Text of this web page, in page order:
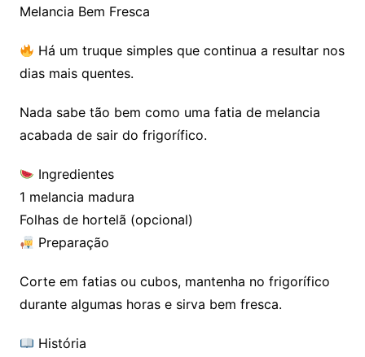
Melancia Bem Fresca
Há um truque simples que continua a resultar nos
dias mais quentes.
Nada sabe tão bem como uma fatia de melancia
acabada de sair do frigorífico.
Ingredientes
1 melancia madura
Folhas de hortelã (opcional)
Preparação
Corte em fatias ou cubos, mantenha no frigorífico
durante algumas horas e sirva bem fresca.
História